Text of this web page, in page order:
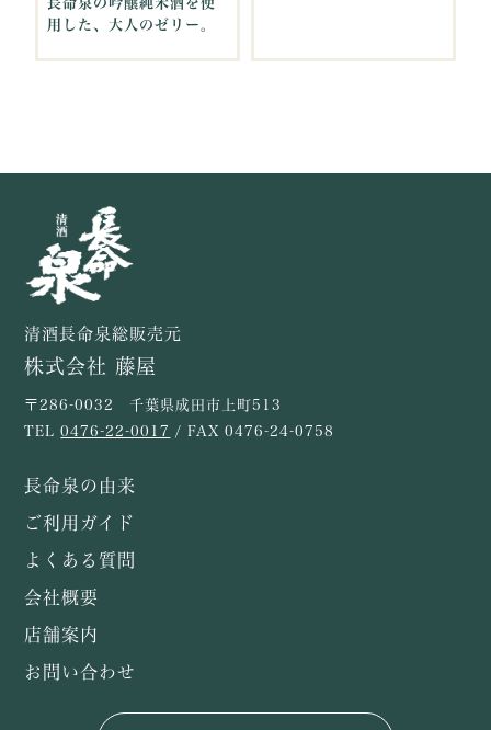
用した、大人のゼリー。
清酒長命泉総販売元
株式会社 藤屋
〒286-0032 千葉県成田市上町513
TEL0476-22-0017 / FAX 0476-24-0758
長命泉の由来
ご利用ガイド
よくある質問
会社概要
店舗案内
お問い合わせ